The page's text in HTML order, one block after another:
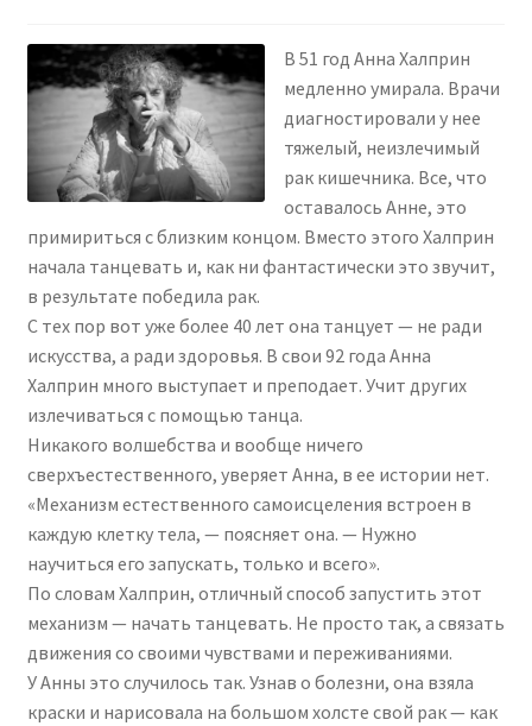
В 51 год Анна Халприн
медленно умирала. Врачи
диагностировали у нее
тяжелый, неизлечимый
рак кишечника. Все, что
оставалось Анне, это
примириться с близким концом. Вместо этого Халприн
начала танцевать и, как ни фантастически это звучит,
в результате победила рак.
С тех пор вот уже более 40 лет она танцует — не ради
искусства, а ради здоровья. В свои 92 года Анна
Халприн много выступает и преподает. Учит других
излечиваться с помощью танца.
Никакого волшебства и вообще ничего
сверхъестественного, уверяет Анна, в ее истории нет.
«Механизм естественного самоисцеления встроен в
каждую клетку тела, — поясняет она. — Нужно
научиться его запускать, только и всего».
По словам Халприн, отличный способ запустить этот
механизм — начать танцевать. Не просто так, а связать
движения со своими чувствами и переживаниями.
У Анны это случилось так. Узнав о болезни, она взяла
краски и нарисовала на большом холсте свой рак — как